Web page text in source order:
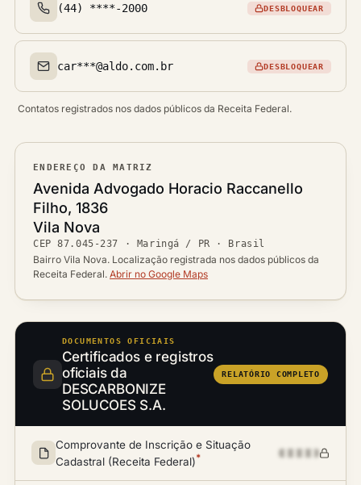
Telefone(s)
(44) ****-2000 DESBLOQUEAR
Email(s)
car***@aldo.com.br DESBLOQUEAR
Contatos registrados nos dados públicos da Receita Federal.
ENDEREÇO DA MATRIZ
Logradouro
Avenida Advogado Horacio Raccanello
Filho, 1836
Bairro
Vila Nova
CEP
CEP87.045-237 ·
Cidade / UF
Maringá / PR · Brasil
Bairro Vila Nova. Localização registrada nos dados públicos da
Receita Federal. Abrir no Google Maps
DOCUMENTOS OFICIAIS
Certificados e registros
oficiais da
DESCARBONIZE
SOLUCOES S.A.
RELATÓRIO COMPLETO
Comprovante de Inscrição e Situação
Cadastral (Receita Federal)*